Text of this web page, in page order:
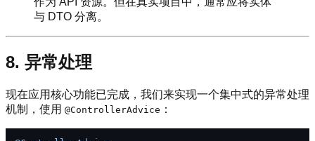
与 DTO 分离。
8. 异常处理
现在应用核心功能已完成，我们来实现一个集中式的异常处理
机制，使用 @ControllerAdvice ：